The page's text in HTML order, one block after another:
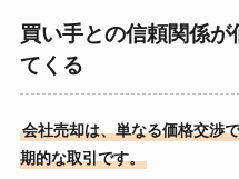
買い手との信頼関係
てくる
会社売却は、単なる価格交渉
期的な取引です。